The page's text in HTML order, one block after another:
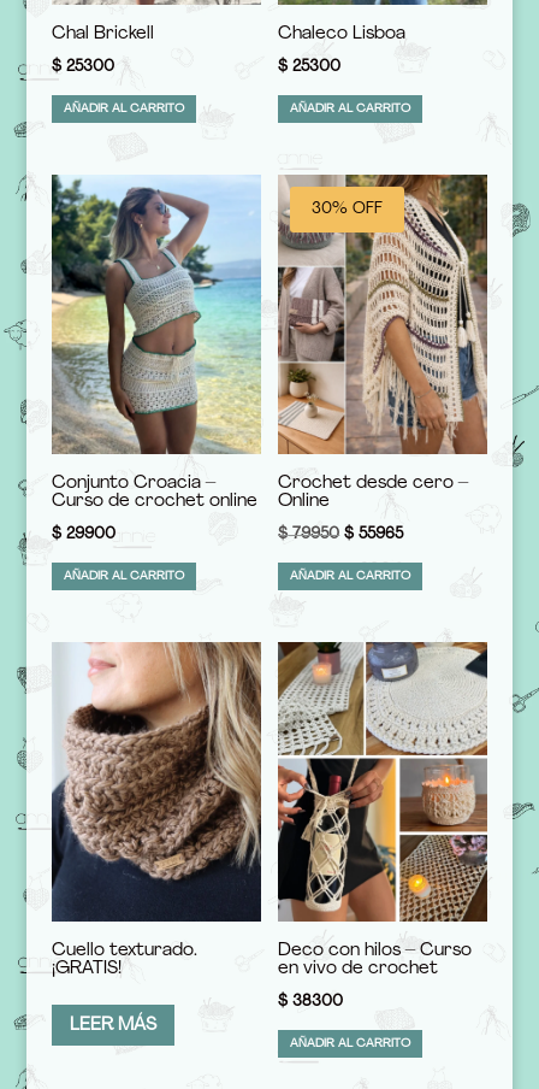
Chal Brickell
$25300
AÑADIR AL CARRITO
Chaleco Lisboa
$ 25300
AÑADIR AL CARRITO
Conjunto Croacia –
Curso de crochet online
$29900
AÑADIR AL CARRITO
30% OFF
Crochet desde cero –
Online
$79950 El
precio
$ 79950.
$ 55965El
precio
$ 55965.
AÑADIR AL CARRITO
Cuello texturado.
¡GRATIS!
LEER MÁS
Deco con hilos – Curso
en vivo de crochet
$ 38300
AÑADIR AL CARRITO